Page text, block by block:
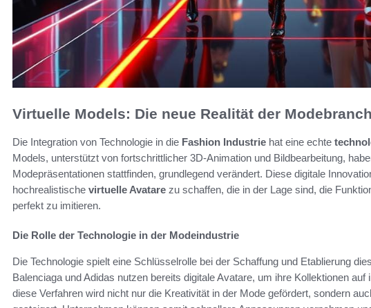
Virtuelle Models: Die neue Realität der
Die Integration von Technologie in die Fashion Industrie hat eine echte
Models, unterstützt von fortschrittlicher 3D-Animation und Bildbearbeitung,
Modepräsentationen stattfinden, grundlegend verändert. Diese digitale
hochrealistische virtuelle Avatare zu schaffen, die in der Lage sind, die
perfekt zu imitieren.
Die Rolle der Technologie in der Modeindustrie
Die Technologie spielt eine Schlüsselrolle bei der Schaffung und Etablierung
Balenciaga und Adidas nutzen bereits digitale Avatare, um ihre Kollektionen
diese Verfahren wird nicht nur die Kreativität in der Mode gefördert, sondern